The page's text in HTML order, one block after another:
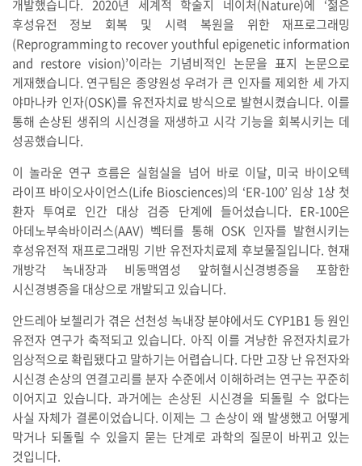
개발했습니다. 2020년 세계적 학술지 네이처(Nature)에 ‘젊은
후성유전 정보 회복 및 시력 복원을 위한 재프로그래밍
(Reprogramming to recover youthful epigenetic information
and restore vision)’이라는 기념비적인 논문을 표지 논문으로
게재했습니다. 연구팀은 종양원성 우려가 큰 인자를 제외한 세 가지
야마나카 인자(OSK)를 유전자치료 방식으로 발현시켰습니다. 이를
통해 손상된 생쥐의 시신경을 재생하고 시각 기능을 회복시키는 데
성공했습니다.
이 놀라운 연구 흐름은 실험실을 넘어 바로 이달, 미국 바이오텍
라이프 바이오사이언스(Life Biosciences)의 ‘ER-100’ 임상 1상 첫
환자 투여로 인간 대상 검증 단계에 들어섰습니다. ER-100은
아데노부속바이러스(AAV) 벡터를 통해 OSK 인자를 발현시키는
후성유전적 재프로그래밍 기반 유전자치료제 후보물질입니다. 현재
개방각 녹내장과 비동맥염성 앞허혈시신경병증을 포함한
시신경병증을 대상으로 개발되고 있습니다.
안드레아 보첼리가 겪은 선천성 녹내장 분야에서도 CYP1B1 등 원인
유전자 연구가 축적되고 있습니다. 아직 이를 겨냥한 유전자치료가
임상적으로 확립됐다고 말하기는 어렵습니다. 다만 고장 난 유전자와
시신경 손상의 연결고리를 분자 수준에서 이해하려는 연구는 꾸준히
이어지고 있습니다. 과거에는 손상된 시신경을 되돌릴 수 없다는
사실 자체가 결론이었습니다. 이제는 그 손상이 왜 발생했고 어떻게
막거나 되돌릴 수 있을지 묻는 단계로 과학의 질문이 바뀌고 있는
것입니다.